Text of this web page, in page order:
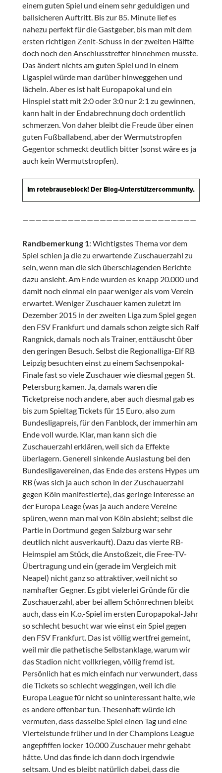
einem guten Spiel und einem sehr geduldigen und
ballsicheren Auftritt. Bis zur 85. Minute lief es
nahezu perfekt für die Gastgeber, bis man mit dem
ersten richtigen Zenit-Schuss in der zweiten Hälfte
doch noch den Anschlusstreffer hinnehmen musste.
Das ändert nichts am guten Spiel und in einem
Ligaspiel würde man darüber hinweggehen und
lächeln. Aber es ist halt Europapokal und ein
Hinspiel statt mit 2:0 oder 3:0 nur 2:1 zu gewinnen,
kann halt in der Endabrechnung doch ordentlich
schmerzen. Von daher bleibt die Freude über einen
guten Fußballabend, aber der Wermutstropfen
Gegentor schmeckt deutlich bitter (sonst wäre es ja
auch kein Wermutstropfen).
———————————————————————————
Randbemerkung 1: Wichtigstes Thema vor dem
Spiel schien ja die zu erwartende Zuschauerzahl zu
sein, wenn man die sich überschlagenden Berichte
dazu ansieht. Am Ende wurden es knapp 20.000 und
damit noch einmal ein paar weniger als vom Verein
erwartet. Weniger Zuschauer kamen zuletzt im
Dezember 2015 in der zweiten Liga zum Spiel gegen
den FSV Frankfurt und damals schon zeigte sich Ralf
Rangnick, damals noch als Trainer, enttäuscht über
den geringen Besuch. Selbst die Regionalliga-Elf RB
Leipzig besuchten einst zu einem Sachsenpokal-
Finale fast so viele Zuschauer wie diesmal gegen St.
Petersburg kamen. Ja, damals waren die
Ticketpreise noch andere, aber auch diesmal gab es
bis zum Spieltag Tickets für 15 Euro, also zum
Bundesligapreis, für den Fanblock, der immerhin am
Ende voll wurde. Klar, man kann sich die
Zuschauerzahl erklären, weil sich da Effekte
überlagern. Generell sinkende Auslastung bei den
Bundesligavereinen, das Ende des erstens Hypes um
RB (was sich ja auch schon in der Zuschauerzahl
gegen Köln manifestierte), das geringe Interesse an
der Europa Leage (was ja auch andere Vereine
spüren, wenn man mal von Köln absieht; selbst die
Partie in Dortmund gegen Salzburg war sehr
deutlich nicht ausverkauft). Dazu das vierte RB-
Heimspiel am Stück, die Anstoßzeit, die Free-TV-
Übertragung und ein (gerade im Vergleich mit
Neapel) nicht ganz so attraktiver, weil nicht so
namhafter Gegner. Es gibt vielerlei Gründe für die
Zuschauerzahl, aber bei allem Schönrechnen bleibt
auch, dass ein K.o.-Spiel im ersten Europapokal-Jahr
so schlecht besucht war wie einst ein Spiel gegen
den FSV Frankfurt. Das ist völlig wertfrei gemeint,
weil mir die pathetische Selbstanklage, warum wir
das Stadion nicht vollkriegen, völlig fremd ist.
Persönlich hat es mich einfach nur verwundert, dass
die Tickets so schlecht weggingen, weil ich die
Europa League für nicht so uninteressant halte, wie
es andere offenbar tun. Thesenhaft würde ich
vermuten, dass dasselbe Spiel einen Tag und eine
Viertelstunde früher und in der Champions League
angepfiffen locker 10.000 Zuschauer mehr gehabt
hätte. Und das finde ich dann doch irgendwie
seltsam. Und es bleibt natürlich dabei, dass die